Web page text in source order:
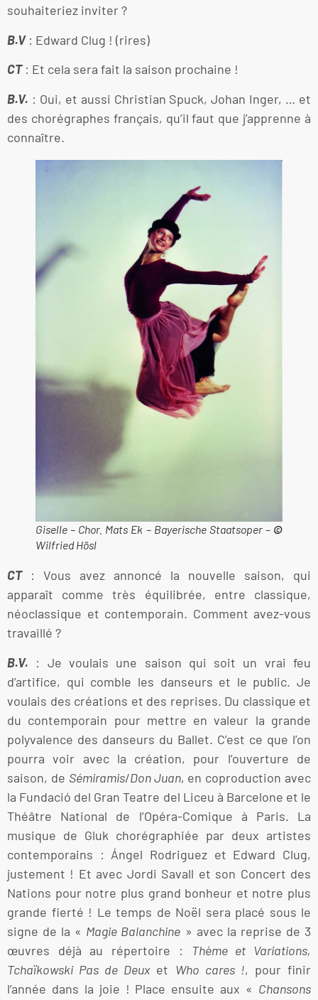
souhaiteriez inviter ?
B.V: Edward Clug ! (rires)
CT: Et cela sera fait la saison prochaine !
B.V. : Oui, et aussi Christian Spuck, Johan Inger, … et
des chorégraphes français, qu’il faut que j’apprenne à
connaître.
Giselle – Chor. Mats Ek – Bayerische Staatsoper – ©
Wilfried Hösl
CT: Vous avez annoncé la nouvelle saison, qui
apparaît comme très équilibrée, entre classique,
néoclassique et contemporain. Comment avez-vous
travaillé ?
B.V. : Je voulais une saison qui soit un vrai feu
d’artifice, qui comble les danseurs et le public. Je
voulais des créations et des reprises. Du classique et
du contemporain pour mettre en valeur la grande
polyvalence des danseurs du Ballet. C’est ce que l’on
pourra voir avec la création, pour l’ouverture de
saison, de Sémiramis/Don Juan, en coproduction avec
la Fundació del Gran Teatre del Liceu à Barcelone et le
Théâtre National de l’Opéra-Comique à Paris. La
musique de Gluk chorégraphiée par deux artistes
contemporains : Ángel Rodriguez et Edward Clug,
justement ! Et avec Jordi Savall et son Concert des
Nations pour notre plus grand bonheur et notre plus
grande fierté ! Le temps de Noël sera placé sous le
signe de la « Magie Balanchine » avec la reprise de 3
œuvres déjà au répertoire :
Thème et Variations,
Tchaïkowski Pas de Deuxet Who cares !, pour finir
l’année dans la joie ! Place ensuite aux « Chansons